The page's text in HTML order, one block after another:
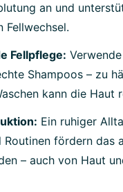
an und
Fellwechsel.
Fellpflege:
Shampoos – zu
kann die Haut
Ein ruhiger
Routinen fördern das
– auch von Haut